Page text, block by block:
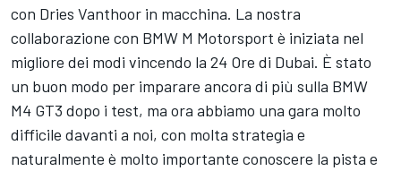
con Dries Vanthoor in macchina. La nostra
collaborazione con BMW M Motorsport è iniziata nel
migliore dei modi vincendo la 24 Ore di Dubai. È stato
un buon modo per imparare ancora di più sulla BMW
M4 GT3 dopo i test, ma ora abbiamo una gara molto
difficile davanti a noi, con molta strategia e
naturalmente è molto importante conoscere la pista e